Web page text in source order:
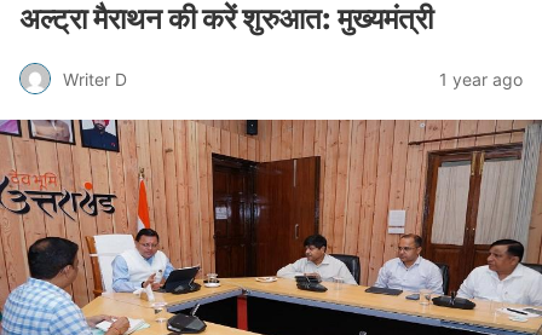
अल्ट्रा मैराथन की करें शुरुआत: मुख्यमंत्री
Writer D 1 year ago